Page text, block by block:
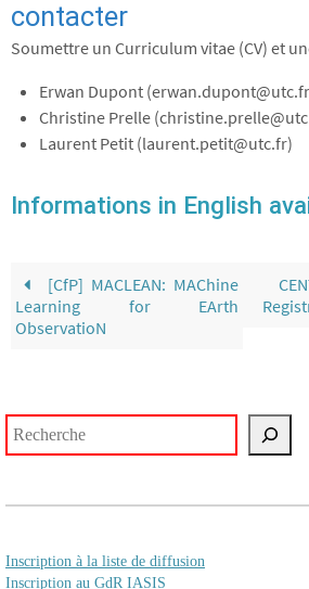
contacter
Soumettre un Curriculum vitae (CV) et
Erwan Dupont
Christine Prelle
Laurent Petit (laurent.petit@utc.fr)
Informations in English
[CfP] MACLEAN: MAChine
Learning for EArth
ObservatioN
Inscription à la liste de diffusion
Inscription au GdR IASIS